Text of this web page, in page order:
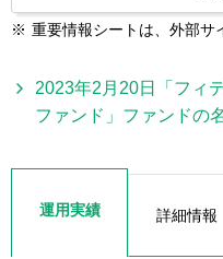
※ 重要情報シートは、外部サ
2023年2月20日「フィ
ファンド」ファンドの
運用実績 詳細情報